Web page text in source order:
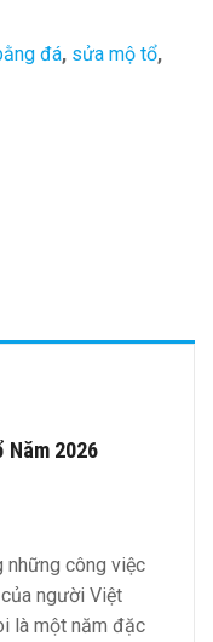
đá, sửa mộ tổ,
Năm 2026
những công việc
người Việt
là một năm đặc